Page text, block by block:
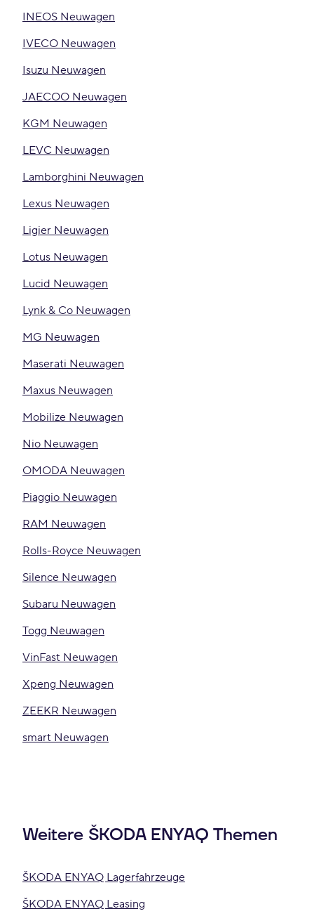
INEOS Neuwagen
IVECO Neuwagen
Isuzu Neuwagen
JAECOO Neuwagen
KGM Neuwagen
LEVC Neuwagen
Lamborghini Neuwagen
Lexus Neuwagen
Ligier Neuwagen
Lotus Neuwagen
Lucid Neuwagen
Lynk & Co Neuwagen
MG Neuwagen
Maserati Neuwagen
Maxus Neuwagen
Mobilize Neuwagen
Nio Neuwagen
OMODA Neuwagen
Piaggio Neuwagen
RAM Neuwagen
Rolls-Royce Neuwagen
Silence Neuwagen
Subaru Neuwagen
Togg Neuwagen
VinFast Neuwagen
Xpeng Neuwagen
ZEEKR Neuwagen
smart Neuwagen
Weitere ŠKODA ENYAQ Themen
ŠKODA ENYAQ Lagerfahrzeuge
ŠKODA ENYAQ Leasing